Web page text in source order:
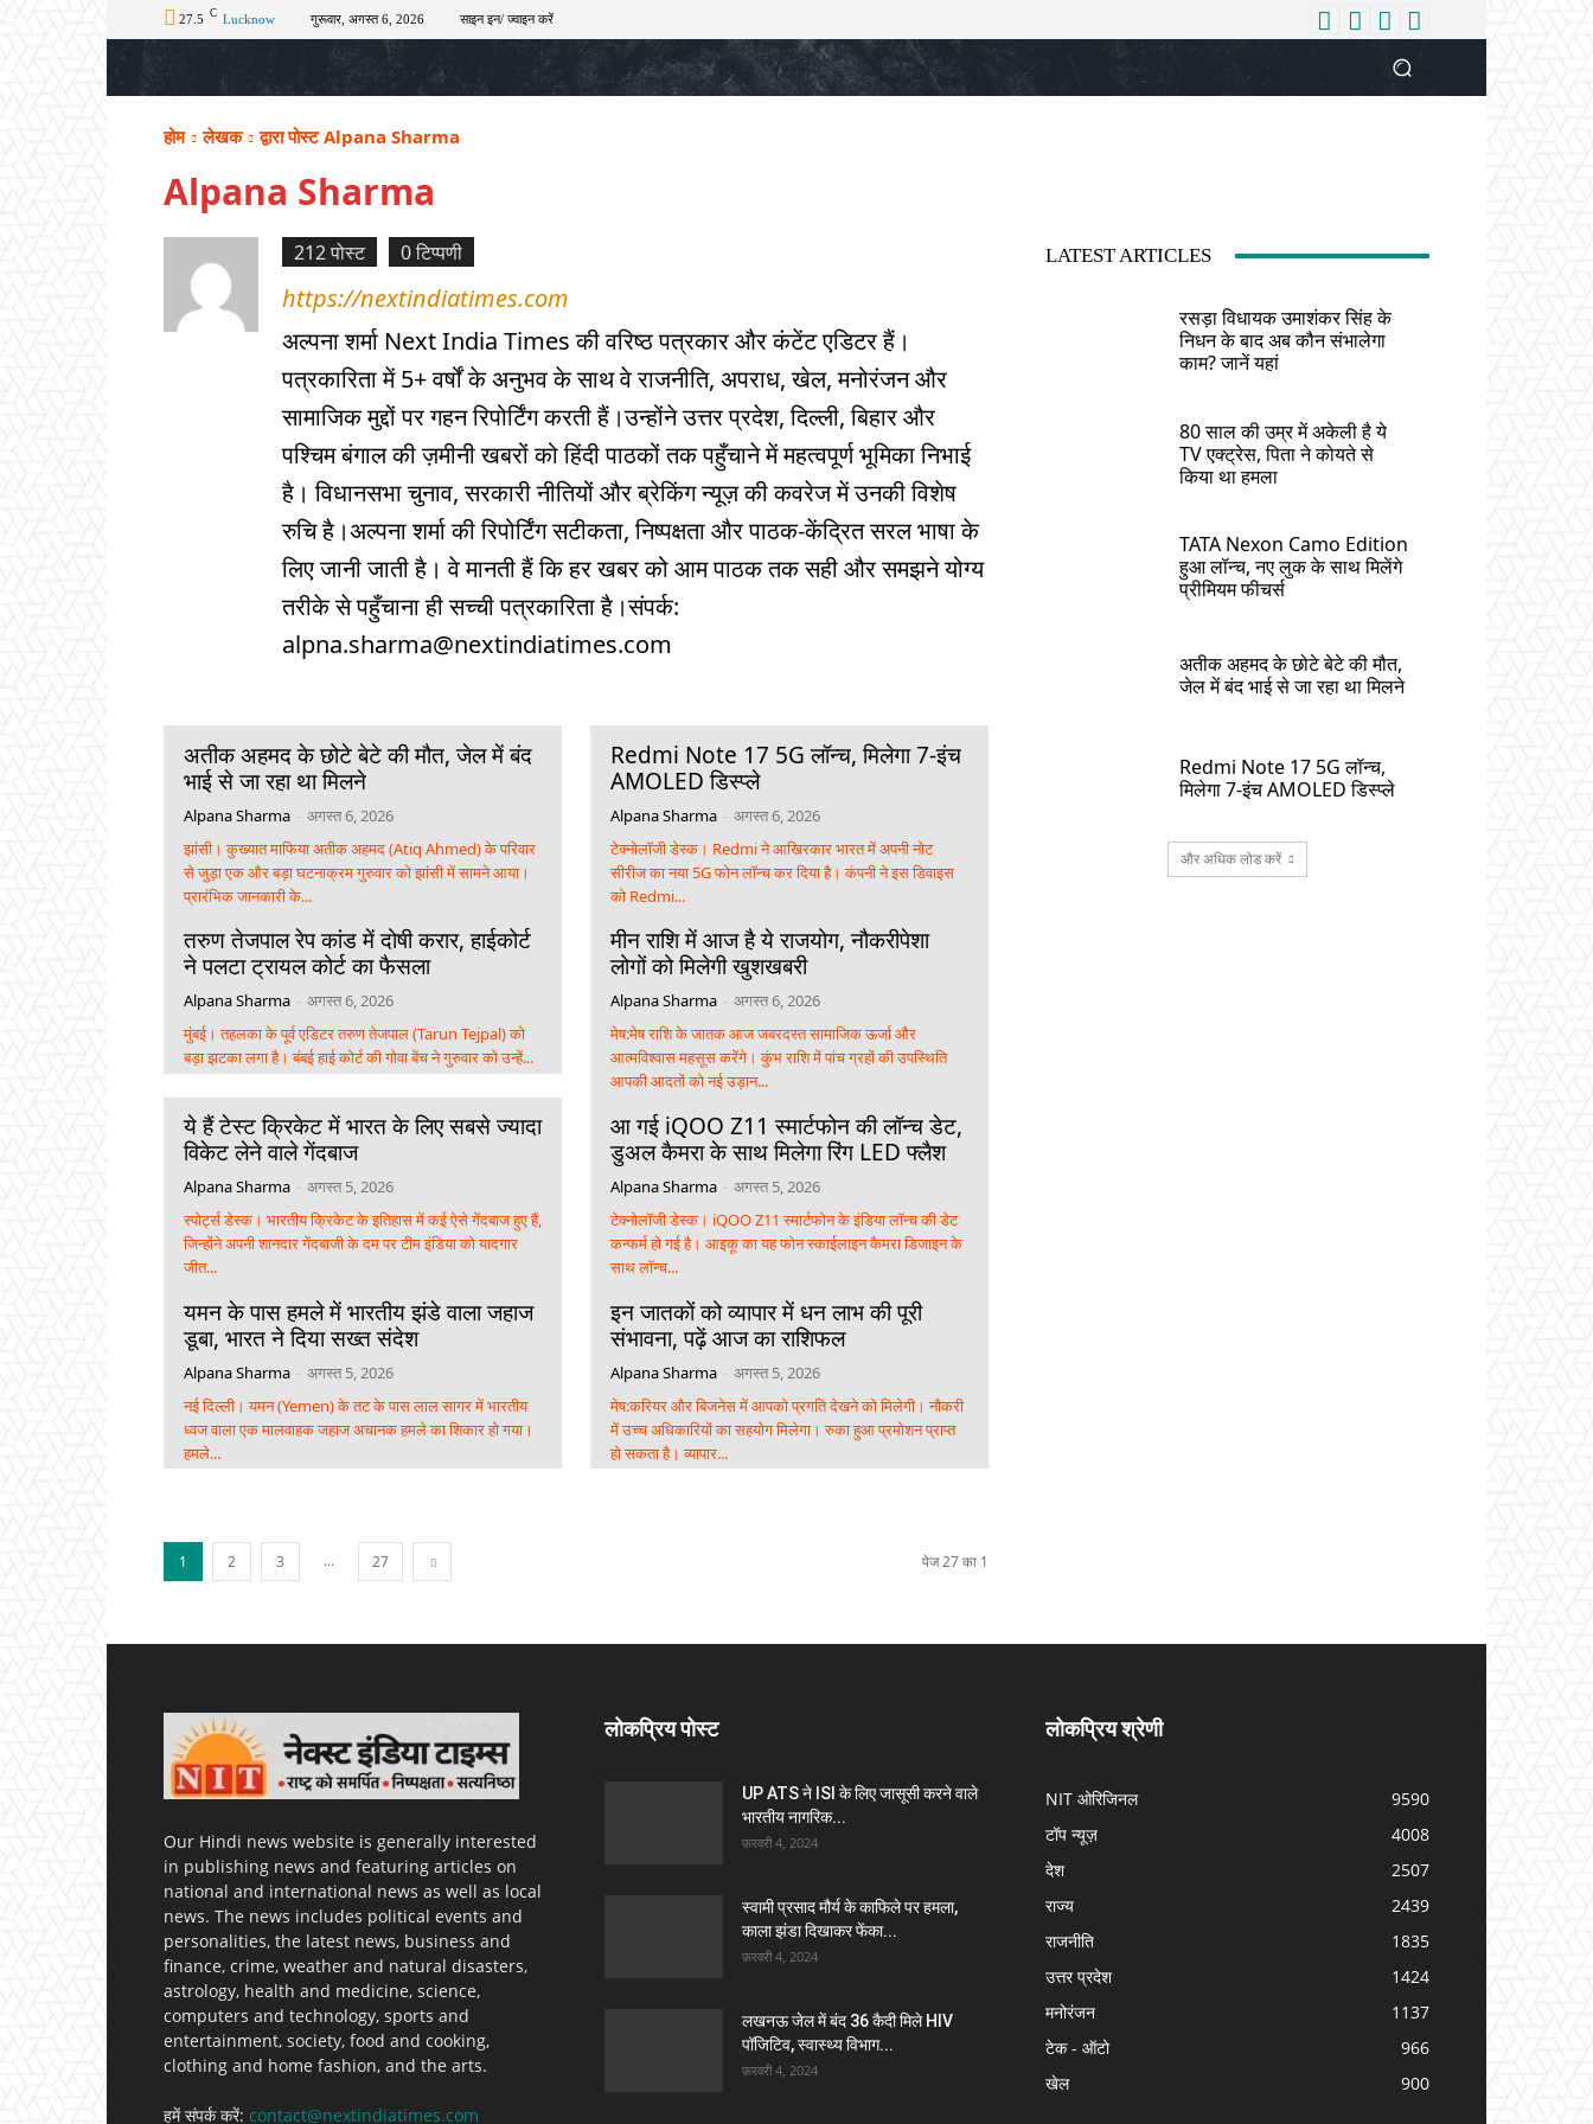
27.5 C Lucknow गुरूवार, अगस्त 6, 2026 साइन इन/ ज्वाइन करें
अपराध चुनाव खेल टेक – ऑटो राज्य मनोरंजन लाइफस्टाइल बिजनेस आपकी आवाज
होम लेखक द्वारा पोस्ट Alpana Sharma
Alpana Sharma
212 पोस्ट 0 टिप्पणी
https://nextindiatimes.com
अल्पना शर्मा Next India Times की वरिष्ठ पत्रकार और कंटेंट एडिटर हैं।
पत्रकारिता में 5+ वर्षों के अनुभव के साथ वे राजनीति, अपराध, खेल, मनोरंजन और
सामाजिक मुद्दों पर गहन रिपोर्टिंग करती हैं।उन्होंने उत्तर प्रदेश, दिल्ली, बिहार और
पश्चिम बंगाल की ज़मीनी खबरों को हिंदी पाठकों तक पहुँचाने में महत्वपूर्ण भूमिका निभाई
है। विधानसभा चुनाव, सरकारी नीतियों और ब्रेकिंग न्यूज़ की कवरेज में उनकी विशेष
रुचि है।अल्पना शर्मा की रिपोर्टिंग सटीकता, निष्पक्षता और पाठक-केंद्रित सरल भाषा के
लिए जानी जाती है। वे मानती हैं कि हर खबर को आम पाठक तक सही और समझने योग्य
तरीके से पहुँचाना ही सच्ची पत्रकारिता है।संपर्क:
alpna.sharma@nextindiatimes.com
अतीक अहमद के छोटे बेटे की मौत, जेल में बंद
भाई से जा रहा था मिलने
Alpana Sharma - अगस्त 6, 2026
झांसी। कुख्यात माफिया अतीक अहमद (Atiq Ahmed) के परिवार
से जुड़ा एक और बड़ा घटनाक्रम गुरुवार को झांसी में सामने आया।
प्रारंभिक जानकारी के...
Redmi Note 17 5G लॉन्च, मिलेगा 7-इंच
AMOLED डिस्प्ले
Alpana Sharma - अगस्त 6, 2026
टेक्नोलॉजी डेस्क। Redmi ने आखिरकार भारत में अपनी नोट
सीरीज का नया 5G फोन लॉन्च कर दिया है। कंपनी ने इस डिवाइस
को Redmi...
तरुण तेजपाल रेप कांड में दोषी करार, हाईकोर्ट
ने पलटा ट्रायल कोर्ट का फैसला
Alpana Sharma - अगस्त 6, 2026
मुंबई। तहलका के पूर्व एडिटर तरुण तेजपाल (Tarun Tejpal) को
बड़ा झटका लगा है। बंबई हाई कोर्ट की गोवा बेंच ने गुरुवार को उन्हें...
मीन राशि में आज है ये राजयोग, नौकरीपेशा
लोगों को मिलेगी खुशखबरी
Alpana Sharma - अगस्त 6, 2026
मेष:मेष राशि के जातक आज जबरदस्त सामाजिक ऊर्जा और
आत्मविश्वास महसूस करेंगे। कुंभ राशि में पांच ग्रहों की उपस्थिति
आपकी आदतों को नई उड़ान...
ये हैं टेस्ट क्रिकेट में भारत के लिए सबसे ज्यादा
विकेट लेने वाले गेंदबाज
Alpana Sharma - अगस्त 5, 2026
स्पोर्ट्स डेस्क। भारतीय क्रिकेट के इतिहास में कई ऐसे गेंदबाज हुए हैं,
जिन्होंने अपनी शानदार गेंदबाजी के दम पर टीम इंडिया को यादगार
जीत...
आ गई iQOO Z11 स्मार्टफोन की लॉन्च डेट,
डुअल कैमरा के साथ मिलेगा रिंग LED फ्लैश
Alpana Sharma - अगस्त 5, 2026
टेक्नोलॉजी डेस्क। iQOO Z11 स्मार्टफोन के इंडिया लॉन्च की डेट
कन्फर्म हो गई है। आइकू का यह फोन स्काईलाइन कैमरा डिजाइन के
साथ लॉन्च...
यमन के पास हमले में भारतीय झंडे वाला जहाज
डूबा, भारत ने दिया सख्त संदेश
Alpana Sharma - अगस्त 5, 2026
नई दिल्ली। यमन (Yemen) के तट के पास लाल सागर में भारतीय
ध्वज वाला एक मालवाहक जहाज अचानक हमले का शिकार हो गया।
हमले...
इन जातकों को व्यापार में धन लाभ की पूरी
संभावना, पढ़ें आज का राशिफल
Alpana Sharma - अगस्त 5, 2026
मेष:करियर और बिजनेस में आपको प्रगति देखने को मिलेगी। नौकरी
में उच्च अधिकारियों का सहयोग मिलेगा। रुका हुआ प्रमोशन प्राप्त
हो सकता है। व्यापार...
1 2 3 ... 27 पेज 27 का 1
LATEST ARTICLES
रसड़ा विधायक उमाशंकर सिंह के
निधन के बाद अब कौन संभालेगा
काम? जानें यहां
80 साल की उम्र में अकेली है ये
TV एक्ट्रेस, पिता ने कोयते से
किया था हमला
TATA Nexon Camo Edition
हुआ लॉन्च, नए लुक के साथ मिलेंगे
प्रीमियम फीचर्स
अतीक अहमद के छोटे बेटे की मौत,
जेल में बंद भाई से जा रहा था मिलने
Redmi Note 17 5G लॉन्च,
मिलेगा 7-इंच AMOLED डिस्प्ले
और अधिक लोड करें
Our Hindi news website is generally interested
in publishing news and featuring articles on
national and international news as well as local
news. The news includes political events and
personalities, the latest news, business and
finance, crime, weather and natural disasters,
astrology, health and medicine, science,
computers and technology, sports and
entertainment, society, food and cooking,
clothing and home fashion, and the arts.
हमें संपर्क करें: contact@nextindiatimes.com
लोकप्रिय पोस्ट
UP ATS ने ISI के लिए जासूसी करने वाले
भारतीय नागरिक...
फ़रवरी 4, 2024
स्वामी प्रसाद मौर्य के काफिले पर हमला,
काला झंडा दिखाकर फेंका...
फ़रवरी 4, 2024
लखनऊ जेल में बंद 36 कैदी मिले HIV
पॉजिटिव, स्वास्थ्य विभाग...
फ़रवरी 4, 2024
लोकप्रिय श्रेणी
NIT ओरिजिनल
9590
टॉप न्यूज़
4008
देश
2507
राज्य
2439
राजनीति
1835
उत्तर प्रदेश
1424
मनोरंजन
1137
टेक - ऑटो
966
खेल
900